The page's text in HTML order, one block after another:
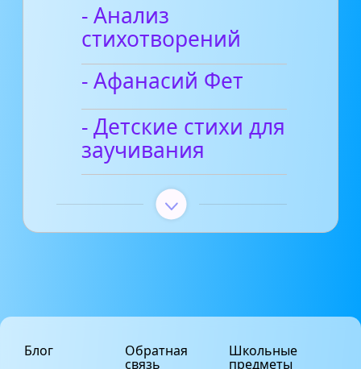
- Анализ
стихотворений
- Афанасий Фет
- Детские стихи для
заучивания
Блог Обратная
связь
Школьные
предметы